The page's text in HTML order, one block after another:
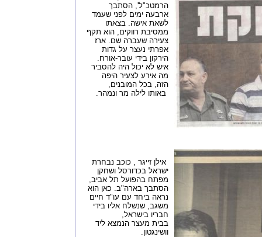
הרמטכ"ל', הסתבך
ארבעה ימים לפני שעמד
לשאת אישה. בצאתו
ממסיבת רווקים, הוא תקף
צעירה שעברה שם. ארז
אפרתי נעצר על גדות
הירקון בידי עובר-אורח.
איש לא יכול היה להסביר
מה אירע לצעיר היפה
הזה, בכל המובנים,
באותו לילה מר ונמהר.
אילן זייגר , כוכב נבחרת
ישראל בכדורסל ושחקן
מפתח בהפועל תל אביב,
הסתבך בארה"ב. כאן הוא
נראה ביחד עם עו"ד חיים
משגב, שנשלח אליו בידי
חבריו בישראל,
בבית מעצר הנמצא ליד
וושינגטון.